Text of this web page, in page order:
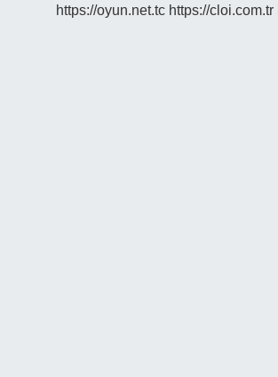
https://oyun.net.tc https://cloi.com.tr